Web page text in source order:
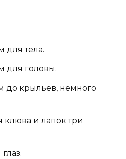
для тела.
для головы.
до крыльев, немного
клюва и лапок три